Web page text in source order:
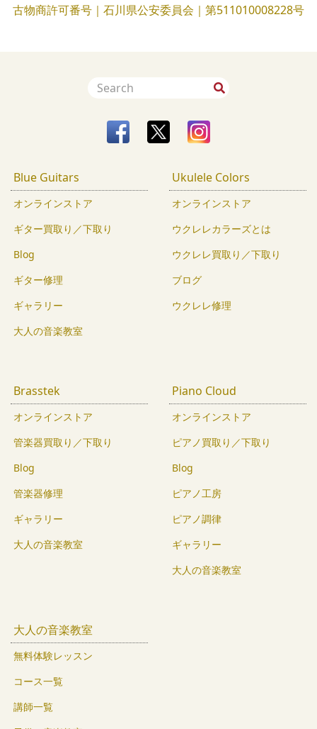
古物商許可番号｜石川県公安委員会｜第511010008228号
Blue Guitars
オンラインストア
ギター買取り／下取り
Blog
ギター修理
ギャラリー
大人の音楽教室
Ukulele Colors
オンラインストア
ウクレレカラーズとは
ウクレレ買取り／下取り
ブログ
ウクレレ修理
Brasstek
オンラインストア
管楽器買取り／下取り
Blog
管楽器修理
ギャラリー
大人の音楽教室
Piano Cloud
オンラインストア
ピアノ買取り／下取り
Blog
ピアノ工房
ピアノ調律
ギャラリー
大人の音楽教室
大人の音楽教室
無料体験レッスン
コース一覧
講師一覧